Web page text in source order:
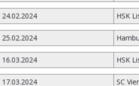
24.02.2024 HSK
25.02.2024
16.03.2024 HSK
17.03.2024 SC